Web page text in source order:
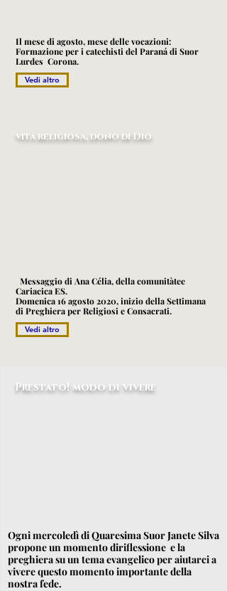
Il mese di agosto, mese delle vocazioni:
Formazione per i catechisti del Paraná di Suor
Lurdes Corona.
Vedi altro
vita religiosa, dono di Dio
Messaggio di Ana Célia, della comunitàtee
Cariacica ES.
Domenica 16 agosto 2020, inizio della Settimana
di Preghiera per Religiosi e Consacrati.
Vedi altro
Prestato! modo di vivere
Ogni mercoledì di Quaresima Suor Janete Silva
propone un momento diriflessionee la
preghiera su un tema evangelico per aiutarci a
vivere questo momento importante della
nostra fede.